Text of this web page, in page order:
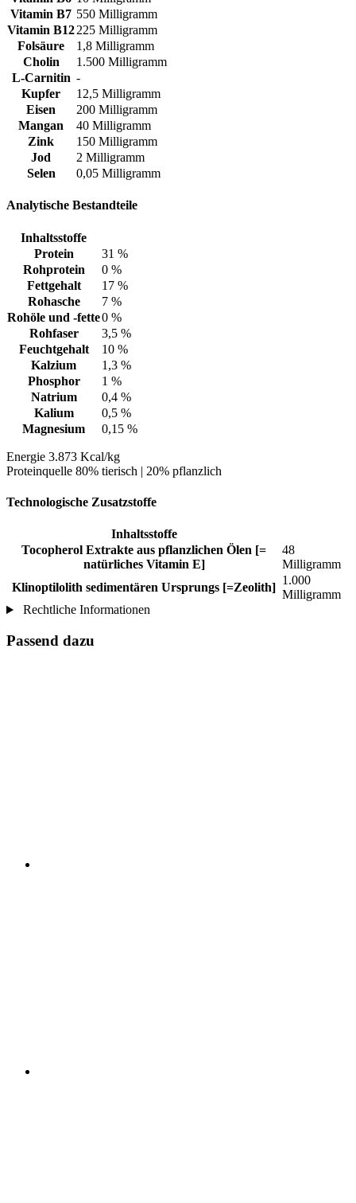
Vitamin B7 550 Milligramm
Vitamin B12225 Milligramm
Folsäure
1,8 Milligramm
Cholin
1.500 Milligramm
L-Carnitin -
Kupfer
12,5 Milligramm
Eisen
200 Milligramm
Mangan
40 Milligramm
Zink
150 Milligramm
Jod
2 Milligramm
Selen
0,05 Milligramm
Analytische Bestandteile
Inhaltsstoffe
Protein
31 %
Rohprotein
0 %
Fettgehalt
17 %
Rohasche
7 %
Rohöle und -fette0 %
Rohfaser
3,5 %
Feuchtgehalt
10 %
Kalzium
1,3 %
Phosphor
1 %
Natrium
0,4 %
Kalium
0,5 %
Magnesium
0,15 %
Energie 3.873 Kcal/kg
Proteinquelle 80% tierisch | 20% pflanzlich
Technologische Zusatzstoffe
Inhaltsstoffe
Tocopherol Extrakte aus pflanzlichen Ölen [=
natürliches Vitamin E]
48
Milligramm
Klinoptilolith sedimentären Ursprungs [=Zeolith]
1.000
Milligramm
Rechtliche Informationen
Passend dazu